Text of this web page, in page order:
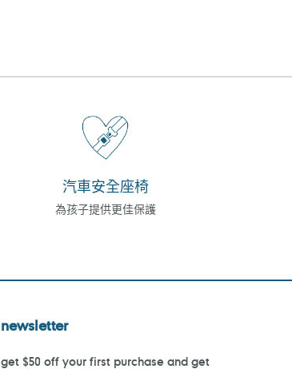
汽車安全座椅
為孩子提供更佳保護
newsletter
get $50 off your first purchase and get